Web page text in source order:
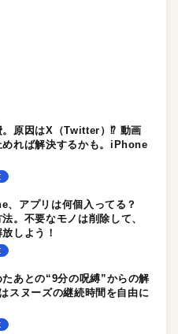
。原因はX（Twitter）⁉︎ 動画
めれば解決するかも。iPhone
、アプリは何個入ってる？
。不要なモノは削除して、
しよう！
あとの“9分の呪縛”からの解
スヌーズの継続時間を自由に